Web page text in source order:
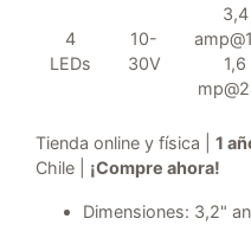
4
LEDs
10-
30V
3,4
1,6
Tienda online y física | 1
Chile | ¡Compre ahora!
Dimensiones: 3,2"